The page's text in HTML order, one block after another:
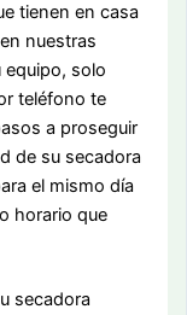
tienen en casa
nuestras
equipo, solo
teléfono te
a proseguir
de su secadora
el mismo día
horario que
secadora